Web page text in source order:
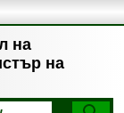
на
на